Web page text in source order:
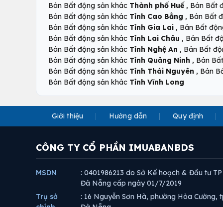
Bán Bất động sản khác Thành phố Huế , Bán Bất
Bán Bất động sản khác Tỉnh Cao Bằng , Bán Bất
Bán Bất động sản khác Tỉnh Gia Lai , Bán Bất
Bán Bất động sản khác Tỉnh Lai Châu , Bán Bất
Bán Bất động sản khác Tỉnh Nghệ An , Bán Bất
Bán Bất động sản khác Tỉnh Quảng Ninh , Bán
Bán Bất động sản khác Tỉnh Thái Nguyên , Bán
Bán Bất động sản khác Tỉnh Vĩnh Long
Giới thiệu Hướng dẫn Quy định
CÔNG TY CỔ PHẦN IMUABANBDS
MSDN
: 0401986213 do Sở Kế hoạch & Đầu tư TP
Đà Nẵng cấp ngày 01/7/2019
Trụ sở
: 16 Nguyễn Sơn Hà, phường Hòa Cường,